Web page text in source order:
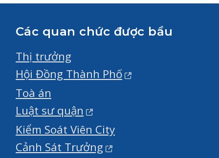
Các quan chức được bầu
Thị trưởng
Hội Đồng Thành Phố
Toà án
Luật sư quận
Kiểm Soát Viên City
Cảnh Sát Trưởng